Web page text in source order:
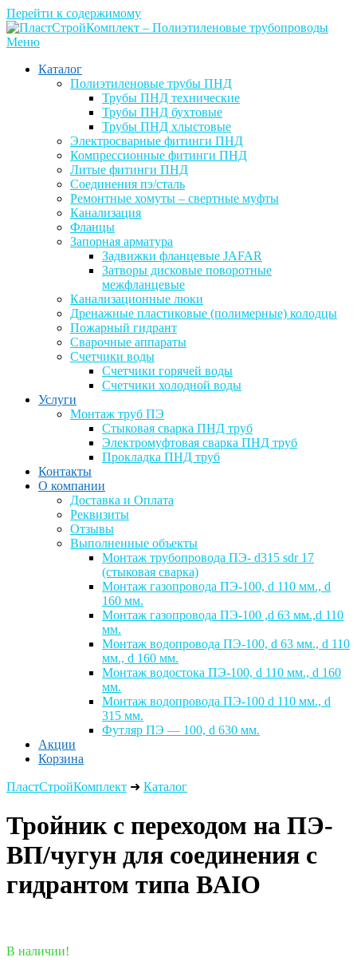
Перейти к содержимому
Меню
Каталог
Полиэтиленовые трубы ПНД
Трубы ПНД технические
Трубы ПНД бухтовые
Трубы ПНД хлыстовые
Электросварные фитинги ПНД
Компрессионные фитинги ПНД
Литые фитинги ПНД
Соединения пэ/сталь
Ремонтные хомуты – свертные муфты
Канализация
Фланцы
Запорная арматура
Задвижки фланцевые JAFAR
Затворы дисковые поворотные
межфланцевые
Канализационные люки
Дренажные пластиковые (полимерные) колодцы
Пожарный гидрант
Сварочные аппараты
Счетчики воды
Счетчики горячей воды
Счетчики холодной воды
Услуги
Монтаж труб ПЭ
Стыковая сварка ПНД труб
Электромуфтовая сварка ПНД труб
Прокладка ПНД труб
Контакты
О компании
Доставка и Оплата
Реквизиты
Отзывы
Выполненные объекты
Монтаж трубопровода ПЭ- d315 sdr 17
(стыковая сварка)
Монтаж газопровода ПЭ-100, d 110 мм., d
160 мм.
Монтаж газопровода ПЭ-100 ,d 63 мм.,d 110
мм.
Монтаж водопровода ПЭ-100, d 63 мм., d 110
мм., d 160 мм.
Монтаж водостока ПЭ-100, d 110 мм., d 160
мм.
Монтаж водопровода ПЭ-100 d 110 мм., d
315 мм.
Футляр ПЭ — 100, d 630 мм.
Акции
Корзина
ПластСтройКомплект ➜ Каталог
Тройник с переходом на ПЭ-
ВП/чугун для соединения с
гидрантом типа BAIO
В наличии!